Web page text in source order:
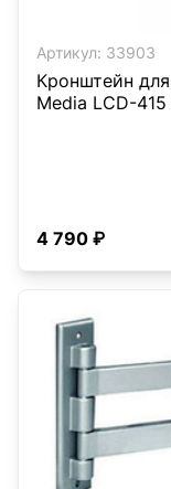
Артикул: 33903
Кронштейн
Media LCD-415
4 790 ₽